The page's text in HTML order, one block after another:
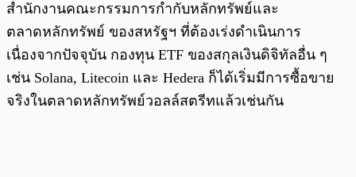
สำนักงานคณะกรรมการกำกับหลักทรัพย์และ
ตลาดหลักทรัพย์ ของสหรัฐฯ ที่ต้องเร่งดำเนินการ
เนื่องจากปัจจุบัน กองทุน ETF ของสกุลเงินดิจิทัลอื่น ๆ
เช่น Solana, Litecoin และ Hedera ก็ได้เริ่มมีการซื้อขาย
จริงในตลาดหลักทรัพย์วอลล์สตรีทแล้วเช่นกัน